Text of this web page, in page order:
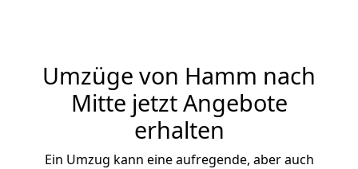
Umzüge von Hamm nach
Mitte jetzt Angebote
erhalten
Ein Umzug kann eine aufregende, aber auch